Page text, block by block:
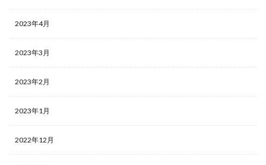
2023年4月
2023年3月
2023年2月
2023年1月
2022年12月